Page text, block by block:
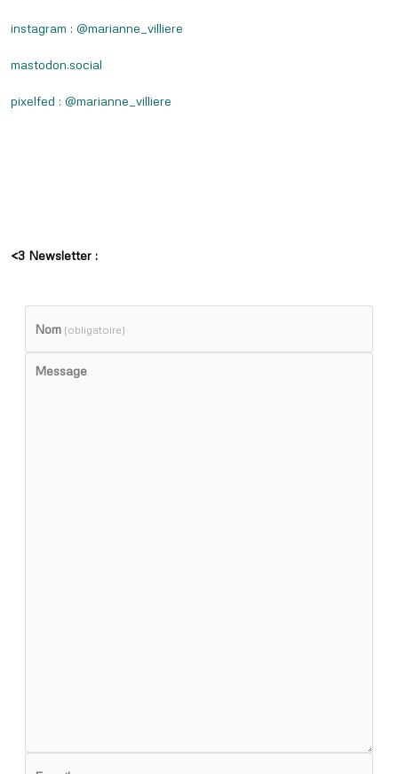
instagram : @marianne_villiere
mastodon.social
pixelfed : @marianne_villiere
<3 Newsletter :
Nom (obligatoire)
Message